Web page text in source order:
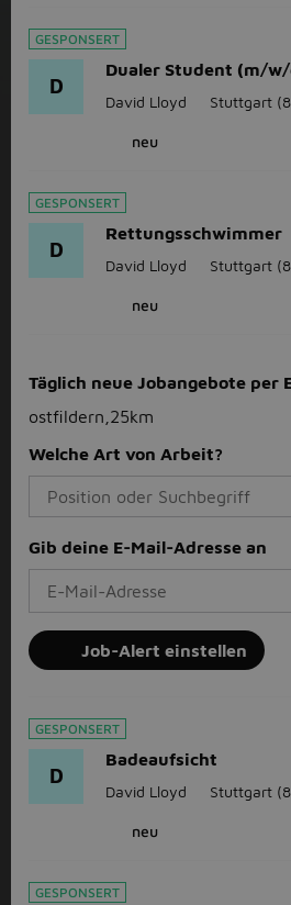
GESPONSERT
D
Dualer Student (m/
David Lloyd Stuttgart
neu
GESPONSERT
D
Rettungsschwimmer
David Lloyd Stuttgart
neu
Täglich neue Jobangebote per
ostfildern,25km
Welche Art von Arbeit?
Gib deine E-Mail-Adresse an
Job-Alert einstellen
GESPONSERT
D
Badeaufsicht
David Lloyd Stuttgart
neu
GESPONSERT